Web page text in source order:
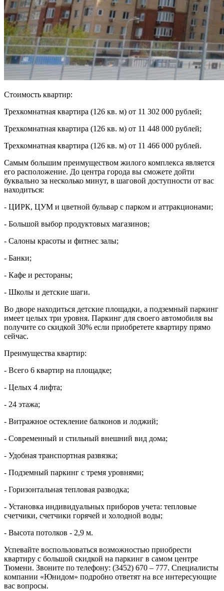
Стоимость квартир:
Трехкомнатная квартира (126 кв. м) от 11 302 000 рублей;
Трехкомнатная квартира (126 кв. м) от 11 448 000 рублей;
Трехкомнатная квартира (126 кв. м) от 11 466 000 рублей.
Самым большим преимуществом жилого комплекса является
его расположение. До центра города вы сможете дойти
буквально за несколько минут, в шаговой доступности от вас
находиться:
- ЦИРК, ЦУМ и цветной бульвар с парком и аттракционами;
- Большой выбор продуктовых магазинов;
- Салоны красоты и фитнес залы;
- Банки;
- Кафе и рестораны;
- Школы и детские шаги.
Во дворе находиться детские площадки, а подземный паркинг
имеет целых три уровня. Паркинг для своего автомобиля вы
получите со скидкой 30% если приобретете квартиру прямо
сейчас.
Преимущества квартир:
- Всего 6 квартир на площадке;
- Целых 4 лифта;
- 24 этажа;
- Витражное остекление балконов и лоджий;
- Современный и стильный внешний вид дома;
- Удобная транспортная развязка;
- Подземный паркинг с тремя уровнями;
- Горизонтальная тепловая разводка;
- Установка индивидуальных приборов учета: тепловые
счетчики, счетчики горячей и холодной воды;
- Высота потолков - 2,9 м.
Успевайте воспользоваться возможностью приобрести
квартиру с большой скидкой на паркинг в самом центре
Тюмени. Звоните по телефону: (3452) 670 – 777. Специалисты
компании «Юнидом» подробно ответят на все интересующие
вас вопросы.